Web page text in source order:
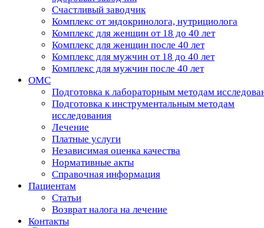
Счастливый заводчик
Комплекс от эндокринолога, нутрициолога
Комплекс для женщин от 18 до 40 лет
Комплекс для женщин после 40 лет
Комплекс для мужчин от 18 до 40 лет
Комплекс для мужчин после 40 лет
ОМС
Подготовка к лабораторным методам
Подготовка к инструментальным методам
исследования
Лечение
Платные услуги
Независимая оценка качества
Нормативные акты
Справочная информация
Пациентам
Статьи
Возврат налога на лечение
Контакты